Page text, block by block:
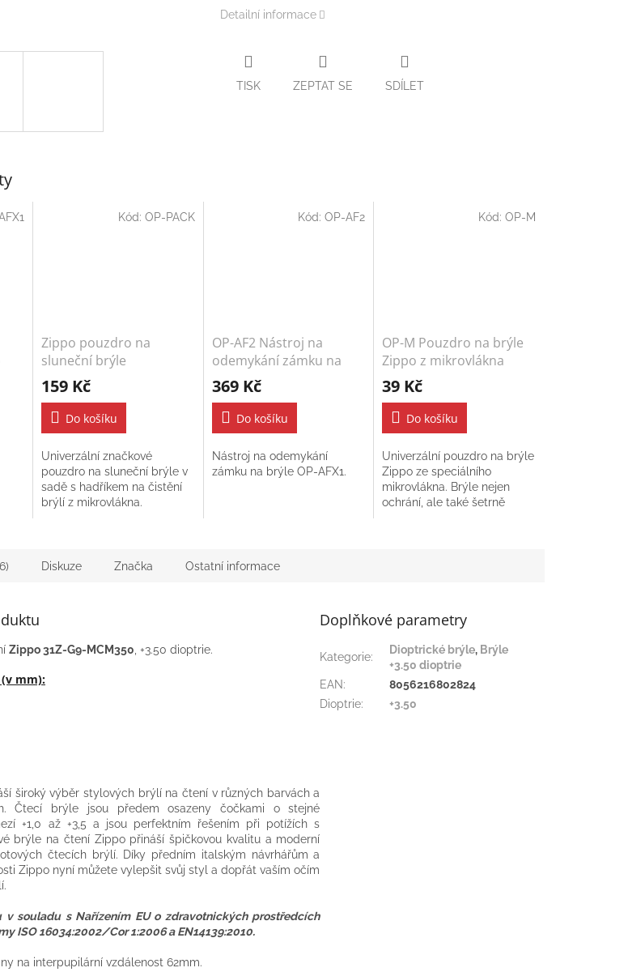
Detailní informace
TISK ZEPTAT SE SDÍLET
Zippo pouzdro na
sluneční brýle
159 Kč
Do košíku
Univerzální značkové
pouzdro na sluneční brýle v
sadě s hadříkem na čistění
brýlí z mikrovlákna.
Kód: OP-PACK
OP-AF2 Nástroj na
odemykání zámku na
brýle
369 Kč
Do košíku
Nástroj na odemykání
zámku na brýle OP-AFX1.
Kód:OP-AF2
OP-M Pouzdro na brýle
Zippo z mikrovlákna
39 Kč
Do košíku
Univerzální pouzdro na brýle
Zippo ze speciálního
mikrovlákna. Brýle nejen
ochrání, ale také šetrně
Kód: OP-M
Diskuze Značka Ostatní informace
Zippo 31Z-G9-MCM350 , +3.50 dioptrie.
mm):
široký výběr stylových brýlí na čtení v různých barvách a
Čtecí brýle jsou předem osazeny čočkami o stejné
+1,0 až +3,5 a jsou perfektním řešením při potížích s
brýle na čtení Zippo přináší špičkovou kvalitu a moderní
čtecích brýlí. Díky předním italským návrhářům a
Zippo nyní můžete vylepšit svůj styl a dopřát vaším očím
souladu s Nařízením EU o zdravotnických prostředcích
ISO 16034:2002/Cor 1:2006 a EN14139:2010.
na interpupilární vzdálenost 62mm.
Doplňkové parametry
Kategorie:
Dioptrické brýle, Brýle
+3.50 dioptrie
EAN:
8056216802824
Dioptrie: +3.50